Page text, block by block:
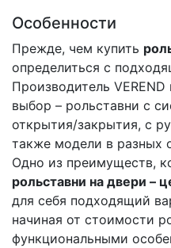
Особенности
Прежде, чем купить
определиться с
Производитель
выбор – рольставни с
открытия/закрытия, с
также модели в разных
Одно из преимуществ,
рольставни на двери –
для себя подходящий
начиная от стоимости
функциональными